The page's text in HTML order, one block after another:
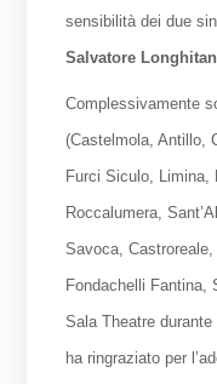
sensibilità dei due
Salvatore L
Complessivamente
(Castelmola, Antillo,
Furci Siculo, Limina,
Roccalumera,
Savoca,
Fondachelli Fantina,
Sala Theatre
ha ringraziato per